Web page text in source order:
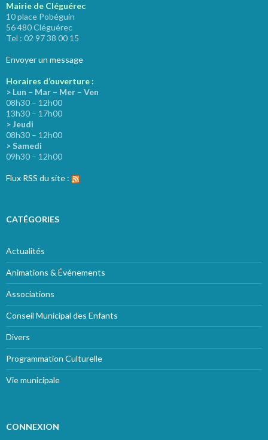
Mairie de Cléguérec
10 place Pobéguin
56 480 Cléguérec
Tel : 02 97 38 00 15
Envoyer un message
Horaires d’ouverture :
> Lun – Mar – Mer – Ven
08h30 – 12h00
13h30 – 17h00
> Jeudi
08h30 – 12h00
> Samedi
09h30 – 12h00
Flux RSS du site :
CATÉGORIES
Actualités
Animations & Événements
Associations
Conseil Municipal des Enfants
Divers
Programmation Culturelle
Vie municipale
CONNEXION